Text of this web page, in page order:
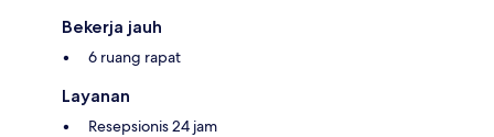
Bekerja jauh
6 ruang rapat
Layanan
Resepsionis 24 jam